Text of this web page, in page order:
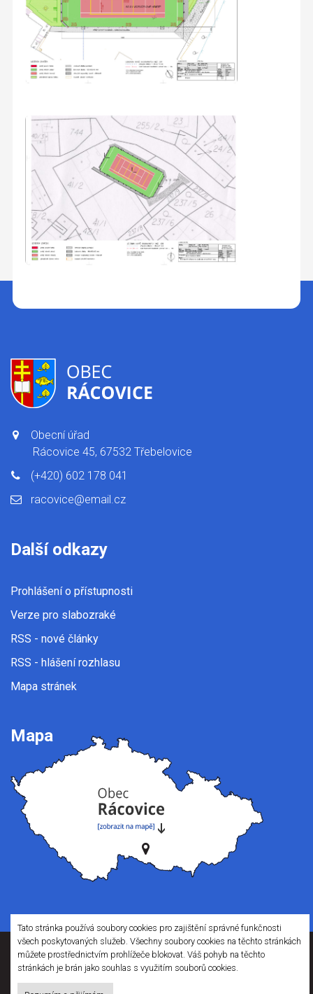
Obecní úřad
Rácovice 45, 67532 Třebelovice
(+420) 602 178 041
racovice@email.cz
Další odkazy
Prohlášení o přístupnosti
Verze pro slabozraké
RSS - nové články
RSS - hlášení rozhlasu
Mapa stránek
Mapa
Webové stránky pro obce a občany
Tato stránka používá soubory cookies pro zajištění správné funkčnosti
všech poskytovaných služeb. Všechny soubory cookies na těchto stránkách
můžete prostřednictvím prohlížeče blokovat. Váš pohyb na těchto
stránkách je brán jako souhlas s využitím souborů cookies.